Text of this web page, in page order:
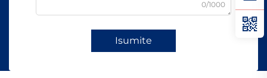
0/1000
Isumite